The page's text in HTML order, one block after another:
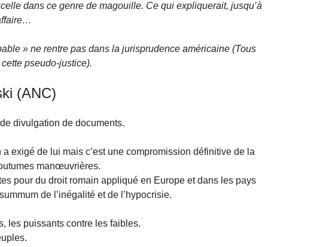
dans ce genre de magouille. Ce qui expliquerait, jusqu’à
» ne rentre pas dans la jurisprudence américaine (Tous
pseudo-justice).
(ANC)
divulgation de documents.
a exigé de lui mais c’est une compromission définitive de la
manœuvrières.
pour du droit romain appliqué en Europe et dans les pays
de l’inégalité et de l’hypocrisie.
les puissants contre les faibles.